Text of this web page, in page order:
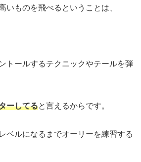
いものを飛べるということは、
トールするテクニックやテールを弾
ーしてると言えるからです。
ベルになるまでオーリーを練習する